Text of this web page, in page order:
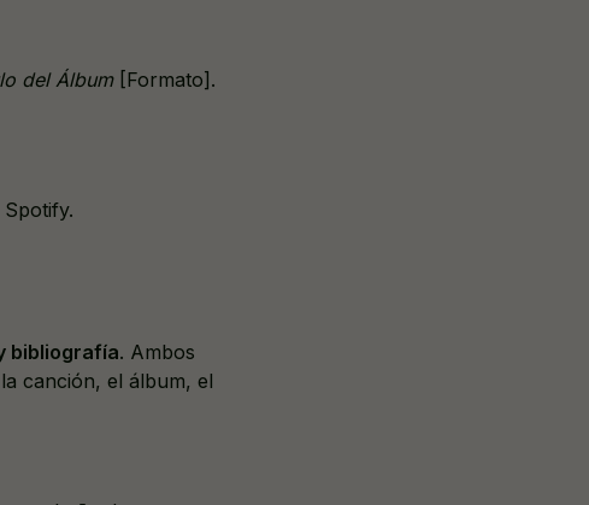
del Álbum[Formato].
bibliografía. Ambos
canción, el álbum, el